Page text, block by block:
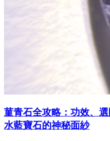
菫青石全攻略：功效、
水藍寶石的神秘面紗